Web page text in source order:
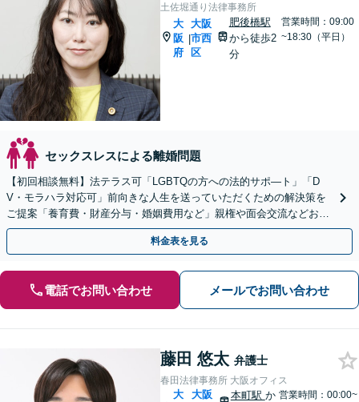
土佐堀通り法律事務所
大
阪
府
|
大阪
市西
区
肥後橋駅
から徒歩2
分
営業時間：09:00
~18:30（平日）
セックスレスによる離婚問題
【初回相談無料】法テラス可「LGBTQの方への法的サポ―ト」「D
V・モラハラ対応可」前向きな人生を送っていただくための解決策を
ご提案「養育費・財産分与・婚姻費用など」親権や面会交流などお子
さまに関するお悩みも【子連れ相談可】【完全個室制】
料金表を見る
電話でお問い合わせ メールでお問い合わせ
藤田 悠太 弁護士
春田法律事務所 大阪オフィス
大
大阪
本町駅 か 営業時間：00:00~